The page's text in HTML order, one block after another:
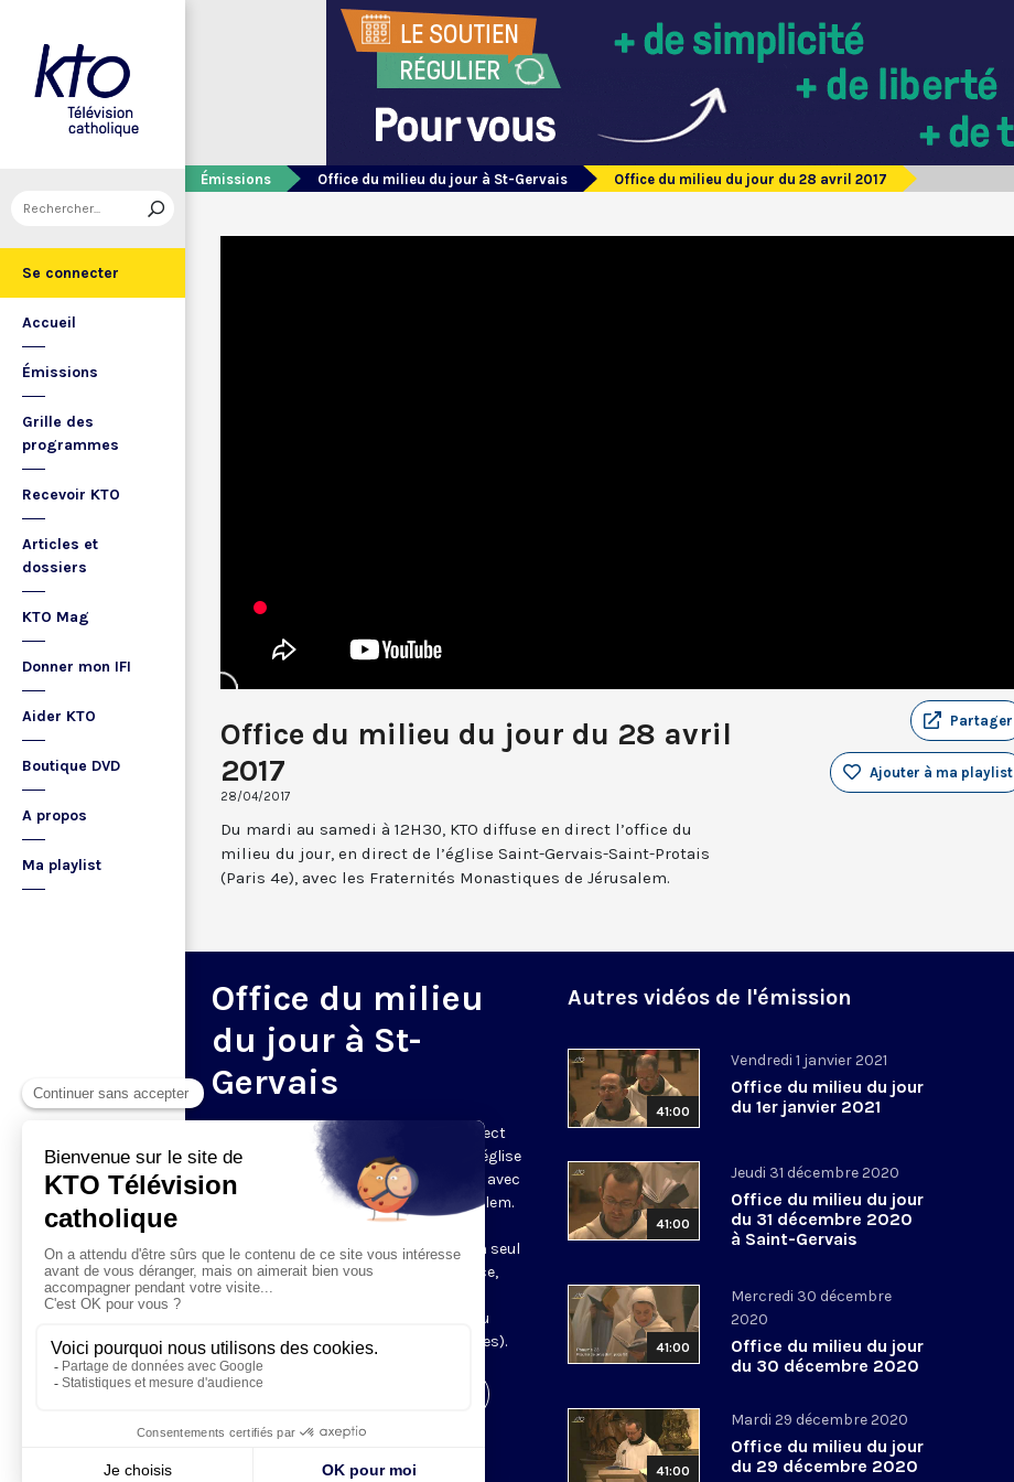
Se connecter
Accueil
Émissions
Grille des
programmes
Recevoir KTO
Articles et
dossiers
KTO Mag
Donner mon IFI
Aider KTO
Boutique DVD
A propos
Ma playlist
Émissions Office du milieu du jour à St-Gervais Office du milieu du jour du 28 avril 2017
Office du milieu du jour du 28 avril
2017
28/04/2017
Partager
Ajouter à ma playlist
Du mardi au samedi à 12H30, KTO diffuse en direct l’office du
milieu du jour, en direct de l’église Saint-Gervais-Saint-Protais
(Paris 4e), avec les Fraternités Monastiques de Jérusalem.
Office du milieu
du jour à St-
Gervais
Du mardi au samedi, KTO diffuse en direct
l’office du milieu du jour, en direct de l’église
Saint-Gervais-Saint-Protais (Paris 4e), avec
les Fraternités Monastiques de Jérusalem.
L’Office du Milieu du Jour regroupe, en
particulier, «au milieu du jour» et en un seul
office, les heures monastiques de Tierce,
Sexte et None. Il permet à l’Église de
retrouver son Seigneur entre l’office du
matin (Laudes) et l’office du soir (Vêpres).
Autres vidéos de l'émission
41:00
Vendredi 1 janvier 2021
Office du milieu du jour
du 1er janvier 2021
41:00
Jeudi 31 décembre 2020
Office du milieu du jour
du 31 décembre 2020
à Saint-Gervais
41:00
Mercredi 30 décembre
2020
Office du milieu du jour
du 30 décembre 2020
41:00
Mardi 29 décembre 2020
Office du milieu du jour
du 29 décembre 2020